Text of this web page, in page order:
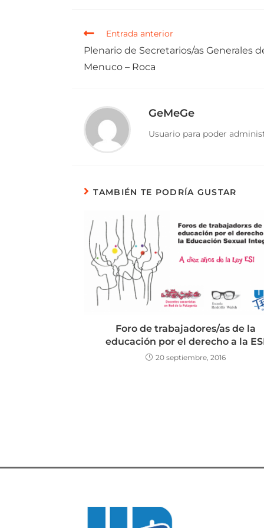
Entrada anterior
Plenario de Secretarios/as Generales
Menuco – Roca
GeMeGe
Usuario para poder
TAMBIÉN TE PODRÍA GUSTAR
Foro de trabajadores/as de la
educación por el derecho a la
20 septiembre, 2016